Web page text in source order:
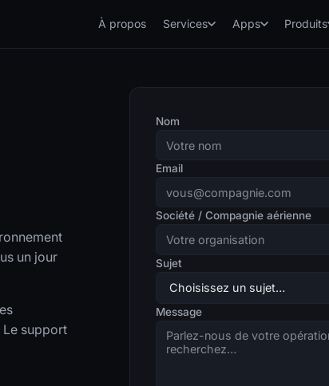
À propos Services Apps Produits
un jour
support
Nom
Email
Société / Compagnie aérienne
Sujet
Message